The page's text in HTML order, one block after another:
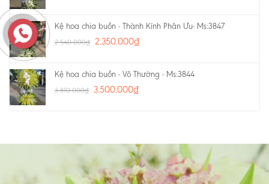
Kệ hoa chia buồn - Thành Kính Phân Ưu- Ms:3847
2.540.000₫ 2.350.000₫
Kệ hoa chia buồn - Vô Thường - Ms:3844
3.810.000₫ 3.500.000₫